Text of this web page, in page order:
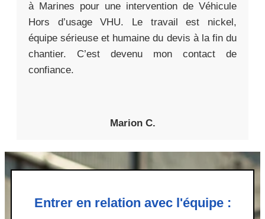
à Marines pour une intervention de Véhicule
Hors d’usage VHU. Le travail est nickel,
équipe sérieuse et humaine du devis à la fin du
chantier. C’est devenu mon contact de
confiance.
Marion C.
Entrer en relation avec l'équipe :